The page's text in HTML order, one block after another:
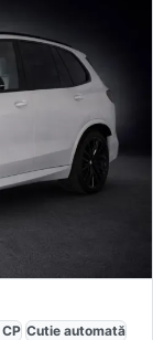
CP Cutie automată